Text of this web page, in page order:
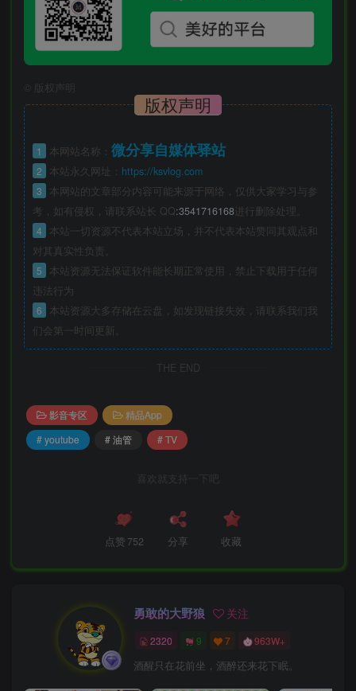
版权声明
版权声明
1 本网站名称： 微分享自媒体驿站
2 本站永久网址： https://ksvlog.com
3
本网站的文章部分内容可能来源于网络，仅供大家学习与参
考，如有侵权，请联系站长 QQ:3541716168进行删除处理。
4
本站一切资源不代表本站立场，并不代表本站赞同其观点和
对其真实性负责。
5
本站资源无法保证软件能长期正常使用，禁止下载用于任何
违法行为
6
本站资源大多存储在云盘，如发现链接失效，请联系我们我
们会第一时间更新。
THE END
影音专区
精品App
# youtube
# 油管 # TV
喜欢就支持一下吧
点赞 752 分享 收藏
勇敢的大野狼 关注
2320 9 7 963W+
酒醒只在花前坐，酒醉还来花下眠。